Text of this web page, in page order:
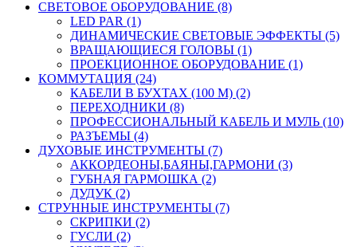
СВЕТОВОЕ ОБОРУДОВАНИЕ (8)
LED PAR (1)
ДИНАМИЧЕСКИЕ СВЕТОВЫЕ ЭФФЕКТЫ (5)
ВРАЩАЮЩИЕСЯ ГОЛОВЫ (1)
ПРОЕКЦИОННОЕ ОБОРУДОВАНИЕ (1)
КОММУТАЦИЯ (24)
КАБЕЛИ В БУХТАХ (100 М) (2)
ПЕРЕХОДНИКИ (8)
ПРОФЕССИОНАЛЬНЫЙ КАБЕЛЬ И МУЛЬ (10)
РАЗЪЕМЫ (4)
ДУХОВЫЕ ИНСТРУМЕНТЫ (7)
АККОРДЕОНЫ,БАЯНЫ,ГАРМОНИ (3)
ГУБНАЯ ГАРМОШКА (2)
ДУДУК (2)
СТРУННЫЕ ИНСТРУМЕНТЫ (7)
СКРИПКИ (2)
ГУСЛИ (2)